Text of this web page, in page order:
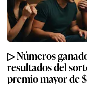
▷ Números
resultados del
premio mayor de